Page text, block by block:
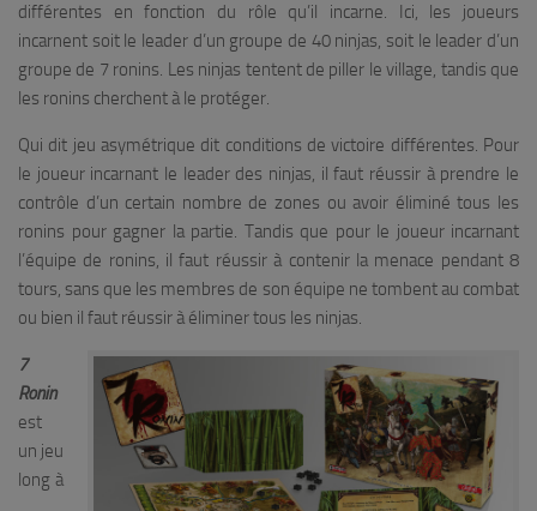
différentes en fonction du rôle qu’il incarne. Ici, les joueurs
incarnent soit le leader d’un groupe de 40 ninjas, soit le leader d’un
groupe de 7 ronins. Les ninjas tentent de piller le village, tandis que
les ronins cherchent à le protéger.
Qui dit jeu asymétrique dit conditions de victoire différentes. Pour
le joueur incarnant le leader des ninjas, il faut réussir à prendre le
contrôle d’un certain nombre de zones ou avoir éliminé tous les
ronins pour gagner la partie. Tandis que pour le joueur incarnant
l’équipe de ronins, il faut réussir à contenir la menace pendant 8
tours, sans que les membres de son équipe ne tombent au combat
ou bien il faut réussir à éliminer tous les ninjas.
7
Ronin
est
un jeu
long à